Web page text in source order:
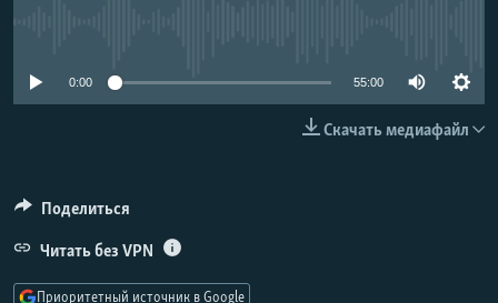
0:00 55:00
Скачать медиафайл
Поделиться
Читать без VPN
Приоритетный источник в Google